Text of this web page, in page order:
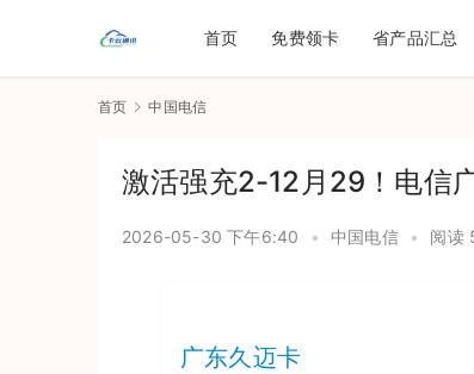
首页 免费领卡 省产品汇总
首页 中国电信
激活强充2-12月29！电信
2026-05-30 下午6:40 • 中国电信 • 阅读
广东久迈卡